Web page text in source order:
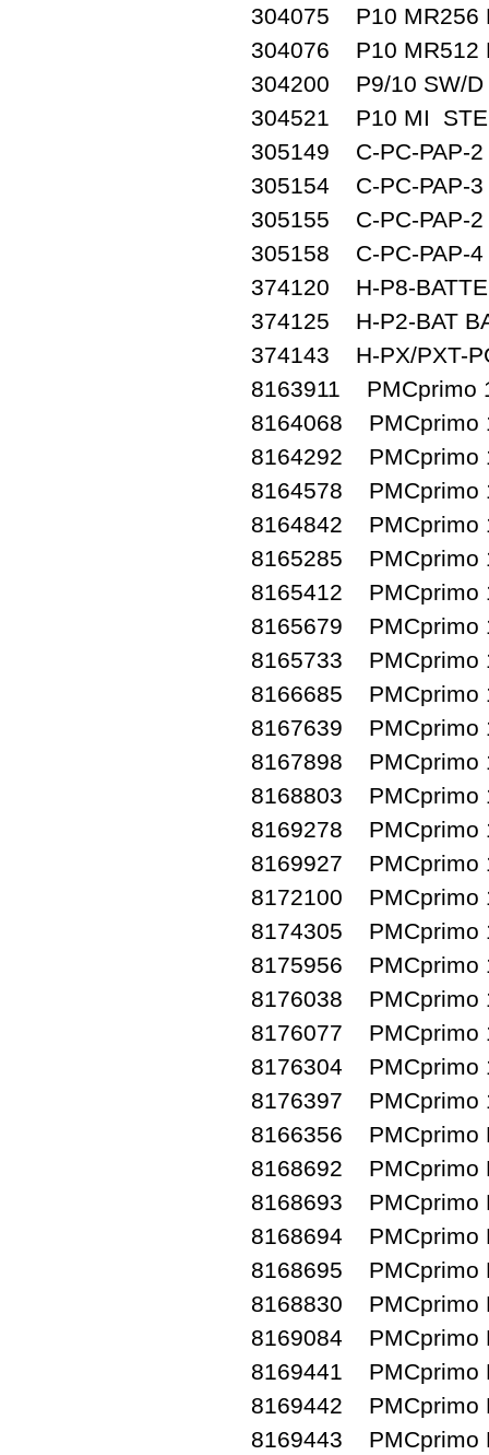
304075 P10 MR256
304076 P10 MR512
304200 P9/10 SW/D
304521 P10 MI
305149 C-PC-PAP-
305154 C-PC-PAP-
305155 C-PC-PAP-
305158 C-PC-PAP-
374120 H-P8-
374125 H-P2-BAT
374143 H-PX/PXT-
8163911
8164068
8164292
8164578
8164842
8165285
8165412
8165679
8165733
8166685
8167639
8167898
8168803
8169278
8169927
8172100
8174305
8175956
8176038
8176077
8176304
8176397
8166356 PMCprimo
8168692 PMCprimo
8168693 PMCprimo
8168694 PMCprimo
8168695 PMCprimo
8168830 PMCprimo
8169084 PMCprimo
8169441 PMCprimo
8169442 PMCprimo
8169443 PMCprimo